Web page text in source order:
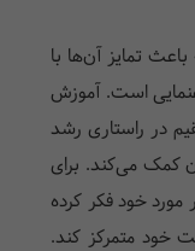
تمایز آن‌ها با
است. آموزش
در راستاری رشد
کمک می‌کند. برای
مورد خود فکر کرده
خود متمرکز کند.